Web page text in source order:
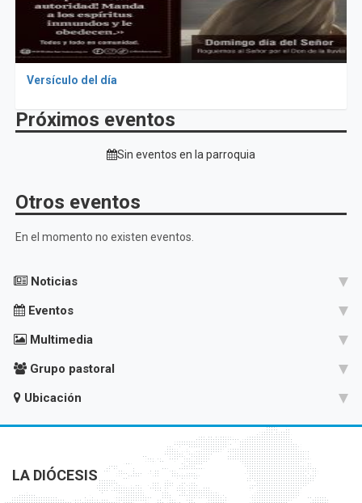
Versículo del día
Próximos eventos
Sin eventos en la parroquia
Otros eventos
En el momento no existen eventos.
Noticias
Eventos
Multimedia
Grupo pastoral
Ubicación
LA DIÓCESIS